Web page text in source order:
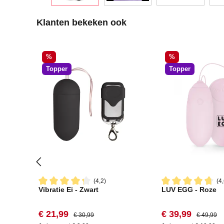
Productgalerij overslaan
Klanten bekeken ook
Korting
%
Topper
(4,2)
Gemiddelde waardering van 4.1 van 5 sterren
Vibratie Ei - Zwart
Verkoopprijs:
€ 21,99 Normale prijs:
€ 30,99
Korting
%
Topper
Gemiddelde
LUV EGG - Roze
Verkoopprijs:
€ 39,99 Normale
€ 49,99